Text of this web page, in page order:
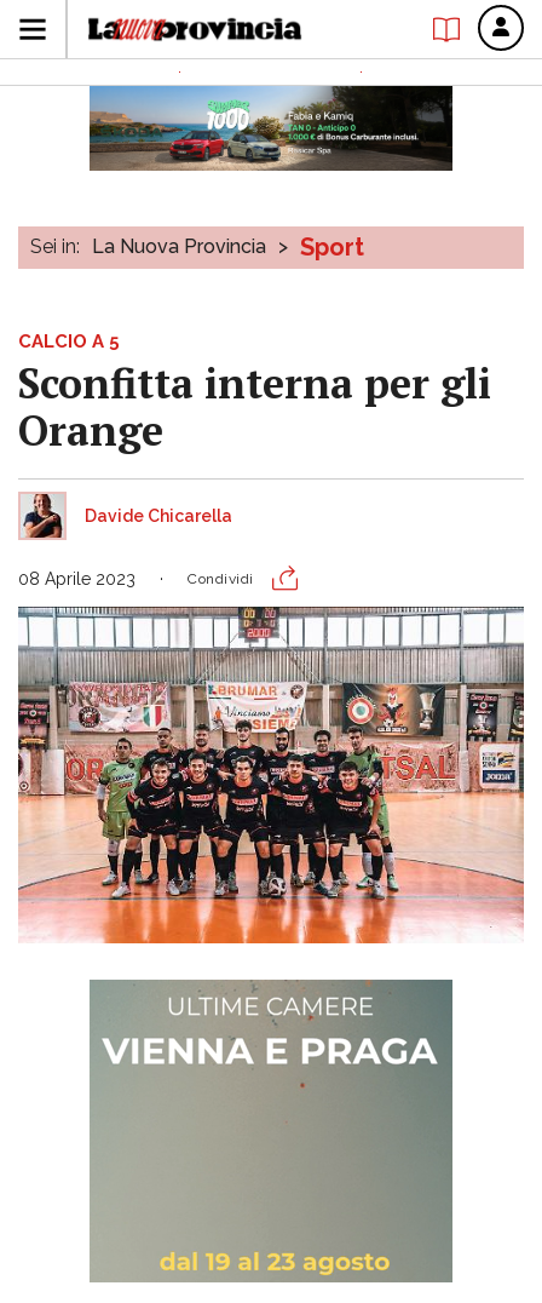
Sei in: La Nuova Provincia > Sport
CALCIO A 5
Sconfitta interna per gli
Orange
Davide Chicarella
08 Aprile 2023 Condividi